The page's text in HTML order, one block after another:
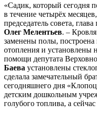
«Садик, который сегодня
в течение четырёх
председатель совета,
Олег Мелентьев. –
заменены полы, построена
отопления и установлены
помощи депутата
Баева установлены
сделала замечательный
сегодняшнего дня
детским дошкольным
голубого топлива, а